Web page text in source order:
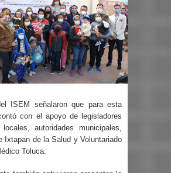
ISEM señalaron que para esta
con el apoyo de legisladores
autoridades municipales,
Ixtapan de la Salud y Voluntariado
Toluca.